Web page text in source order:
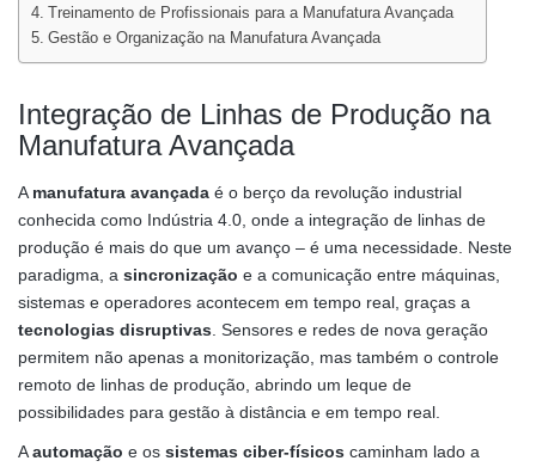
Treinamento de Profissionais para a Manufatura Avançada
Gestão e Organização na Manufatura Avançada
Integração de Linhas de Produção na
Manufatura Avançada
A manufatura avançada é o berço da revolução industrial
conhecida como Indústria 4.0, onde a integração de linhas de
produção é mais do que um avanço – é uma necessidade. Neste
paradigma, a sincronização e a comunicação entre máquinas,
sistemas e operadores acontecem em tempo real, graças a
tecnologias disruptivas . Sensores e redes de nova geração
permitem não apenas a monitorização, mas também o controle
remoto de linhas de produção, abrindo um leque de
possibilidades para gestão à distância e em tempo real.
Aautomação e os sistemas ciber-físicos caminham lado a